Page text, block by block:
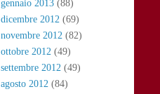
gennaio 2013 (88)
dicembre 2012 (69)
novembre 2012 (82)
ottobre 2012 (49)
settembre 2012 (49)
agosto 2012 (84)